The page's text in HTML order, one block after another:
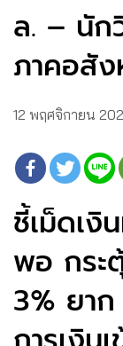
ล. – นัก
ภาคอสัง
12 พฤศจิกายน
ชี้เม็ดเงิ
พอ กระ
3% ยา